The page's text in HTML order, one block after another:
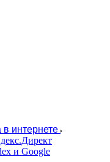
интернете
и Google